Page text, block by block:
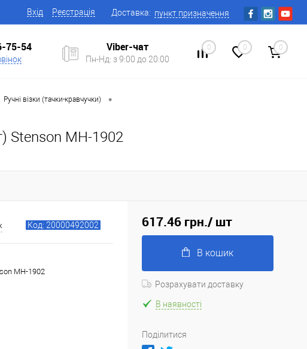
Вхід Реєстрація Доставка: пункт призначення
75-54 Viber-чат
Пн-Нд: з 9:00 до 20:00
0 0 0
Ручні візки (тачки-кравчучки) •
Stenson MH-1902
Код: 20000492002
MH-1902
617.46 грн./ шт
В кошик
Розрахувати доставку
В наявності
Поділитися